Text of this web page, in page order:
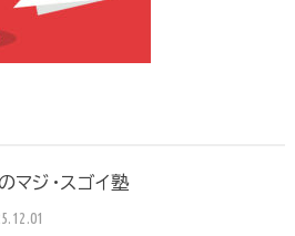
マジ・スゴイ塾